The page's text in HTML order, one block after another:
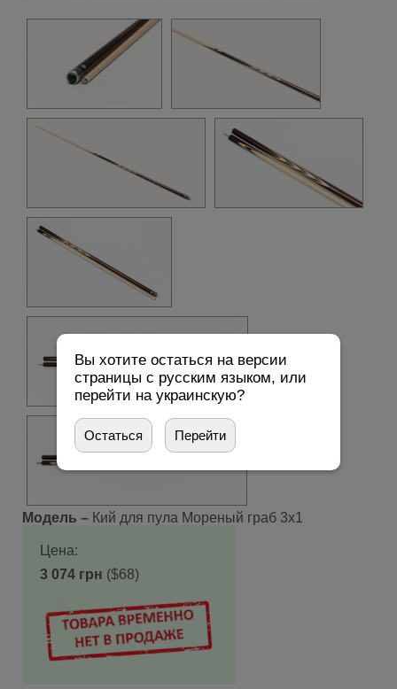
Модель – Кий для пула Мореный граб 3х1
Цена:
3 074 грн ($68)
Вы хотите остаться на версии
страницы с русским языком, или
перейти на украинскую?
Остаться Перейти